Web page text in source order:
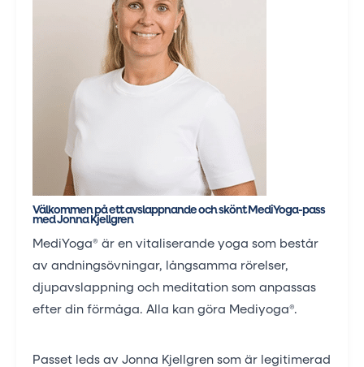
Välkommen på ett avslappnande och skönt MediYoga-pass
med Jonna Kjellgren
MediYoga® är en vitaliserande yoga som består
av andningsövningar, långsamma rörelser,
djupavslappning och meditation som anpassas
efter din förmåga. Alla kan göra Mediyoga®.
Passet leds av Jonna Kjellgren som är legitimerad